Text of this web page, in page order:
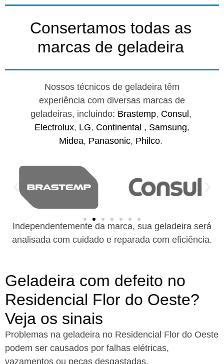
Consertamos todas as
marcas de geladeira
Nossos técnicos de geladeira têm
experiência com diversas marcas de
geladeiras, incluindo: Brastemp, Consul ,
Electrolux, LG, Continental , Samsung,
Midea, Panasonic, Philco.
Independentemente da marca, sua geladeira será
analisada com cuidado e reparada com eficiência.
Geladeira com defeito no
Residencial Flor do Oeste?
Veja os sinais
Problemas na geladeira no Residencial Flor do Oeste
podem ser causados por falhas elétricas,
vazamentos ou peças desgastadas.